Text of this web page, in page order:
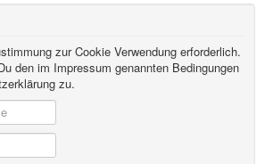
zur Cookie Verwendung erforderlich.
den im Impressum genannten Bedingungen
zu.